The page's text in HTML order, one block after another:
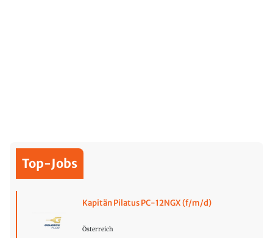
Top-Jobs
Kapitän Pilatus PC-12NGX (f/m/d)
Österreich